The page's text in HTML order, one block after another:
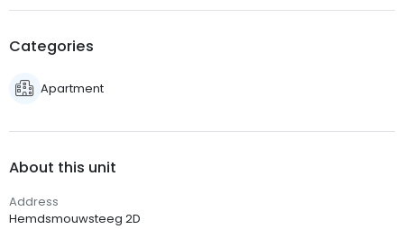
Categories
Apartment
About this unit
Address
Hemdsmouwsteeg 2D